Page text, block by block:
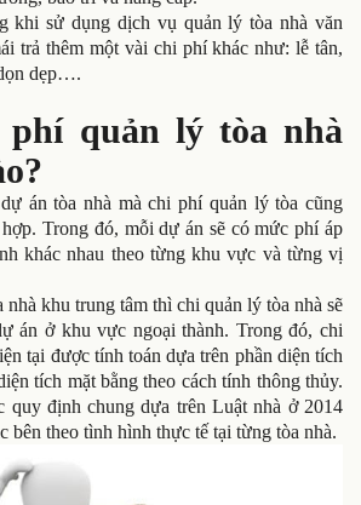
khi sử dụng dịch vụ quản lý tòa nhà văn
trả thêm một vài chi phí khác như: lễ tân,
dẹp….
phí quản lý tòa nhà
án tòa nhà mà chi phí quản lý tòa cũng
Trong đó, mỗi dự án sẽ có mức phí áp
khác nhau theo từng khu vực và từng vị
nhà khu trung tâm thì chi quản lý tòa nhà sẽ
án ở khu vực ngoại thành. Trong đó, chi
tại được tính toán dựa trên phần diện tích
tích mặt bằng theo cách tính thông thủy.
quy định chung dựa trên Luật nhà ở 2014
bên theo tình hình thực tế tại từng tòa nhà.